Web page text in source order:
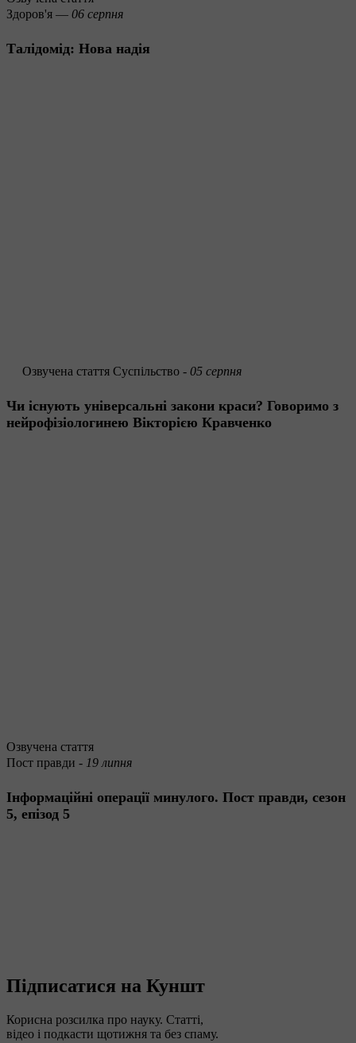
Здоров'я — 06 серпня
Талідомід: Нова надія
Озвучена стаття Суспільство - 05 серпня
Чи існують універсальні закони краси? Говоримо з
нейрофізіологинею Вікторією Кравченко
Озвучена стаття
Пост правди - 19 липня
Інформаційні операції минулого. Пост правди, сезон
5, епізод 5
Підписатися на Куншт
Корисна розсилка про науку. Статті,
відео і подкасти щотижня та без спаму.